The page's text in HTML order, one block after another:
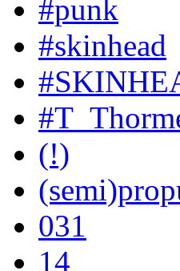
#punk
#skinhead
(!)
031
14